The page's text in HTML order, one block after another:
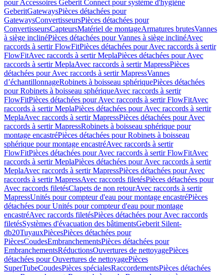
pour Accessoires Geberit Connect pour système d'hygiène
GeberitGatewaysPièces détachées pour
GatewaysConvertisseursPièces détachées pour
ConvertisseursCapteursMatériel de montageArmatures brutesVannes
à siège inclinéPièces détachées pour Vannes à siège inclinéAvec
raccords à sertir FlowFitPièces détachées pour Avec raccords à sertir
FlowFitAvec raccords à sertir MeplaPièces détachées pour Avec
raccords à sertir MeplaAvec raccords à sertir MapressPièces
détachées pour Avec raccords à sertir MapressVannes
d’échantillonnageRobinets à boisseau sphériquePièces détachées
pour Robinets à boisseau sphériqueAvec raccords à sertir
FlowFitPièces détachées pour Avec raccords à sertir FlowFitAvec
raccords à sertir MeplaPièces détachées pour Avec raccords à sertir
MeplaAvec raccords à sertir MapressPièces détachées pour Avec
raccords à sertir MapressRobinets à boisseau sphérique pour
montage encastréPièces détachées pour Robinets à boisseau
sphérique pour montage encastréAvec raccords à sertir
FlowFitPièces détachées pour Avec raccords à sertir FlowFitAvec
raccords à sertir MeplaPièces détachées pour Avec raccords à sertir
MeplaAvec raccords à sertir MapressPièces détachées pour Avec
raccords à sertir MapressAvec raccords filetésPièces détachées pour
Avec raccords filetésClapets de non retourAvec raccords à sertir
MapressUnités pour compteur d'eau pour montage encastréPièces
détachées pour Unités pour compteur d'eau pour montage
encastréAvec raccords filetésPièces détachées pour Avec raccords
filetésSystèmes d'évacuation des bâtimentsGeberit Silent-
db20TuyauxPiècesPièces détachées pour
PiècesCoudesEmbranchementsPièces détachées pour
EmbranchementsRéductionsOuvertures de nettoyagePièces
détachées pour Ouvertures de nettoyagePièces
SuperTubeCoudesPièces spécialesRaccordementsPièces détachées